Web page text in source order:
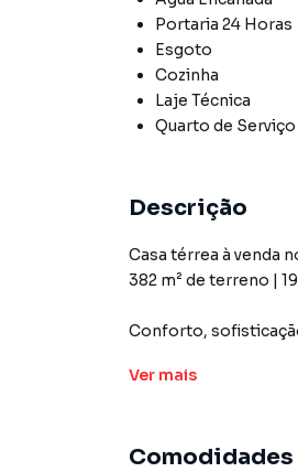
Portaria 24 Horas
Esgoto
Cozinha
Laje Técnica
Quarto de Serviço
Descrição
Casa térrea à venda
382 m² de terreno |
Conforto,
• Garagem espaçosa
• 3 suítes amplas,
Ver mais